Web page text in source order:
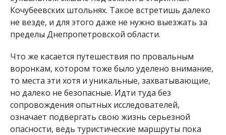
Кочубеевских штольнях. Такое встретишь далеко
не везде, и для этого даже не нужно выезжать за
пределы Днепропетровской области.
Что же касается путешествия по провальным
воронкам, котором тоже было уделено внимание,
то места эти хотя и уникальные, захватывающие,
но далеко не безопасные. Идти туда без
сопровождения опытных исследователей,
означает подвергать свою жизнь серьезной
опасности, ведь туристические маршруты пока